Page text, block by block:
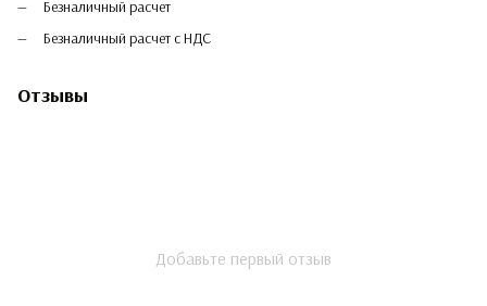
Безналичный расчет
Безналичный расчет с НДС
Отзывы
Добавьте первый отзыв